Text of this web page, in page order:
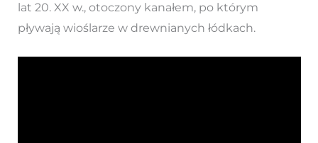
lat 20. XX w., otoczony kanałem, po którym
pływają wioślarze w drewnianych łódkach.